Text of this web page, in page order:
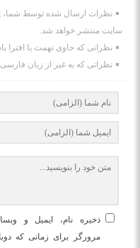
نظرات ارسال شده توسط شما،
سایت منتشر خواهد شد.
نظراتی که حاوی تهمت یا افترا
نظراتی که به غیر از زبان
ذخیره نام، ایمیل و
مرورگر برای زمانی که